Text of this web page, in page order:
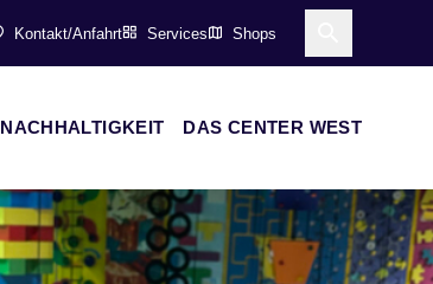
Kontakt/Anfahrt Services Shops
NACHHALTIGKEIT DAS CENTER WEST